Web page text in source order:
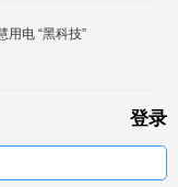
用电 “黑科技”
登录